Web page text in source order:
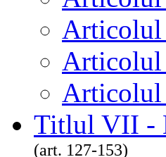
Articolul
Articolul
Articolul
Titlul VII -
(art. 127-153)